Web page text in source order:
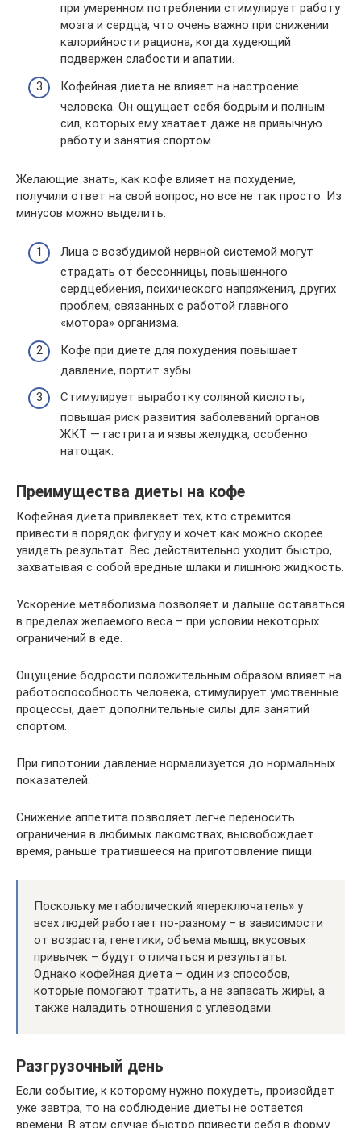
при умеренном потреблении стимулирует работу
мозга и сердца, что очень важно при снижении
калорийности рациона, когда худеющий
подвержен слабости и апатии.
Кофейная диета не влияет на настроение
человека. Он ощущает себя бодрым и полным
сил, которых ему хватает даже на привычную
работу и занятия спортом.
Желающие знать, как кофе влияет на похудение,
получили ответ на свой вопрос, но все не так просто. Из
минусов можно выделить:
Лица с возбудимой нервной системой могут
страдать от бессонницы, повышенного
сердцебиения, психического напряжения, других
проблем, связанных с работой главного
«мотора» организма.
Кофе при диете для похудения повышает
давление, портит зубы.
Стимулирует выработку соляной кислоты,
повышая риск развития заболеваний органов
ЖКТ — гастрита и язвы желудка, особенно
натощак.
Преимущества диеты на кофе
Кофейная диета привлекает тех, кто стремится
привести в порядок фигуру и хочет как можно скорее
увидеть результат. Вес действительно уходит быстро,
захватывая с собой вредные шлаки и лишнюю жидкость.
Ускорение метаболизма позволяет и дальше оставаться
в пределах желаемого веса – при условии некоторых
ограничений в еде.
Ощущение бодрости положительным образом влияет на
работоспособность человека, стимулирует умственные
процессы, дает дополнительные силы для занятий
спортом.
При гипотонии давление нормализуется до нормальных
показателей.
Снижение аппетита позволяет легче переносить
ограничения в любимых лакомствах, высвобождает
время, раньше тратившееся на приготовление пищи.
Поскольку метаболический «переключатель» у
всех людей работает по-разному – в зависимости
от возраста, генетики, объема мышц, вкусовых
привычек – будут отличаться и результаты.
Однако кофейная диета – один из способов,
которые помогают тратить, а не запасать жиры, а
также наладить отношения с углеводами.
Разгрузочный день
Если событие, к которому нужно похудеть, произойдет
уже завтра, то на соблюдение диеты не остается
времени. В этом случае быстро привести себя в форму